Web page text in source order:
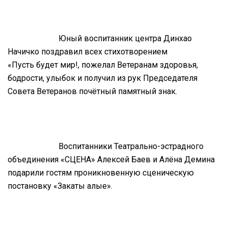
Юный воспитанник центра Динхао
Начичко поздравил всех стихотворением
«Пусть будет мир!, пожелал Ветеранам здоровья,
бодрости, улыбок и получил из рук Председателя
Совета Ветеранов почётный памятный знак.
Воспитанники Театрально-эстрадного
объединения «СЦЕНА» Алексей Баев и Алёна Демина
подарили гостям проникновенную сценическую
постановку «Закаты алые».